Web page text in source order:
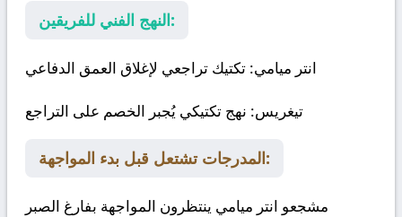
النهج الفني للفريقين:
انتر ميامي: تكتيك تراجعي لإغلاق العمق الدفاعي
تيغريس: نهج تكتيكي يُجبر الخصم على التراجع
المدرجات تشتعل قبل بدء المواجهة:
مشجعو انتر ميامي ينتظرون المواجهة بفارغ الصبر